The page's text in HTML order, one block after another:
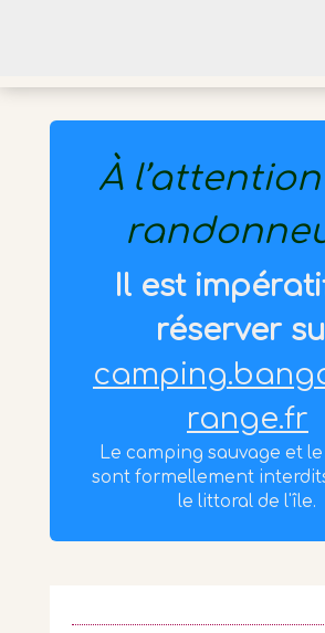
À
Il est
réserver
range.fr
Le camping sauvage et
sont formellement
le littoral de l'île.